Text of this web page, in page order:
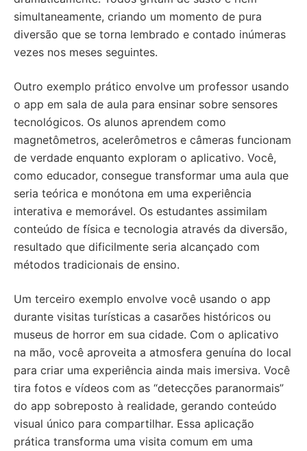
simultaneamente, criando um momento de pura
diversão que se torna lembrado e contado inúmeras
vezes nos meses seguintes.
Outro exemplo prático envolve um professor usando
o app em sala de aula para ensinar sobre sensores
tecnológicos. Os alunos aprendem como
magnetômetros, acelerômetros e câmeras funcionam
de verdade enquanto exploram o aplicativo. Você,
como educador, consegue transformar uma aula que
seria teórica e monótona em uma experiência
interativa e memorável. Os estudantes assimilam
conteúdo de física e tecnologia através da diversão,
resultado que dificilmente seria alcançado com
métodos tradicionais de ensino.
Um terceiro exemplo envolve você usando o app
durante visitas turísticas a casarões históricos ou
museus de horror em sua cidade. Com o aplicativo
na mão, você aproveita a atmosfera genuína do local
para criar uma experiência ainda mais imersiva. Você
tira fotos e vídeos com as “detecções paranormais”
do app sobreposto à realidade, gerando conteúdo
visual único para compartilhar. Essa aplicação
prática transforma uma visita comum em uma